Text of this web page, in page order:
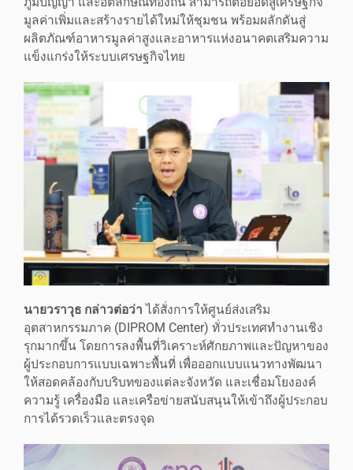
มูลค่าเพิ่มและสร้างรายได้ใหม่ให้ชุมชน พร้อมผลักดันสู่
ผลิตภัณฑ์อาหารมูลค่าสูงและอาหารแห่งอนาคตเสริมความ
แข็งแกร่งให้ระบบเศรษฐกิจไทย
นายวราวุธ กล่าวต่อว่า ได้สั่งการให้ศูนย์ส่งเสริม
อุตสาหกรรมภาค (DIPROM Center) ทั่วประเทศทำงานเชิง
รุกมากขึ้น โดยการลงพื้นที่วิเคราะห์ศักยภาพและปัญหาของ
ผู้ประกอบการแบบเฉพาะพื้นที่ เพื่อออกแบบแนวทางพัฒนา
ให้สอดคล้องกับบริบทของแต่ละจังหวัด และเชื่อมโยงองค์
ความรู้ เครื่องมือ และเครือข่ายสนับสนุนให้เข้าถึงผู้ประกอบ
การได้รวดเร็วและตรงจุด